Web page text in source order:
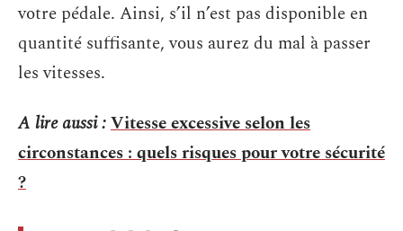
votre pédale. Ainsi, s’il n’est pas disponible en
quantité suffisante, vous aurez du mal à passer
les vitesses.
A lire aussi :Vitesse excessive selon les
circonstances : quels risques pour votre sécurité
?